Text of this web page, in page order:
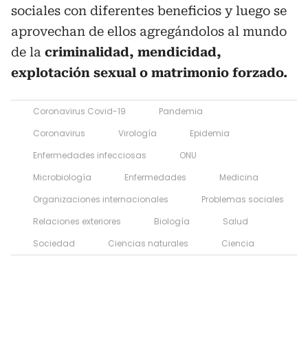
sociales con diferentes beneficios y luego se
aprovechan de ellos agregándolos al mundo
de la criminalidad, mendicidad,
explotación sexual o matrimonio forzado.
Coronavirus Covid-19
Pandemia
Coronavirus
Virología
Epidemia
Enfermedades infecciosas
ONU
Microbiología
Enfermedades
Medicina
Organizaciones internacionales
Problemas sociales
Relaciones exteriores
Biología
Salud
Sociedad
Ciencias naturales Ciencia